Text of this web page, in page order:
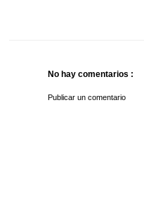
No hay comentarios :
Publicar un comentario